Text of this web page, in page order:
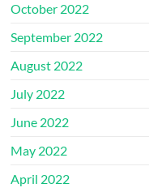
October 2022
September 2022
August 2022
July 2022
June 2022
May 2022
April 2022